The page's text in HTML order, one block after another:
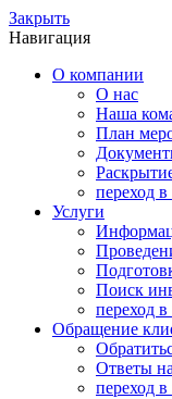
Закрыть
Навигация
О компании
О нас
Наша
План
переход в
Услуги
Поиск
переход в
Обращение
Ответы
переход в